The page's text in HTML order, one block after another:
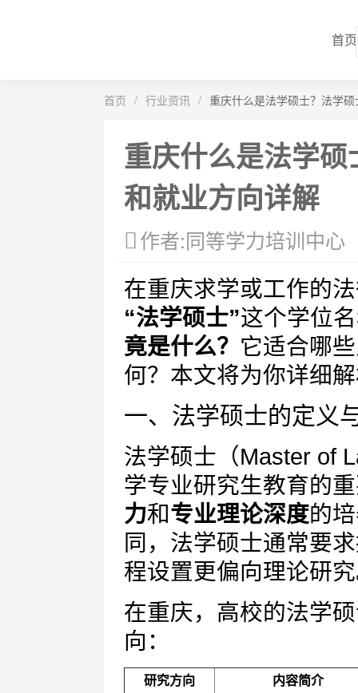
首页
首页 / 行业资讯 / 重庆什么是法学硕士？法学
重庆什么是法学
和就业方向详解
作者:同等学力培训中心
在重庆求学或工作的
“法学硕士”这个学位
竟是什么？ 它适合哪
何？本文将为你详细
一、法学硕士的定义
法学硕士（Master of
学专业研究生教育的
力和专业理论深度的
同，法学硕士通常要
程设置更偏向理论研
在重庆，高校的法学
向：
研究方向
内容简介